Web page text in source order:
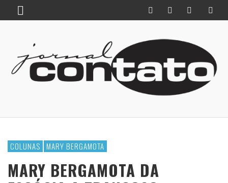
COLUNAS MARY BERGAMOTA
MARY BERGAMOTA DA